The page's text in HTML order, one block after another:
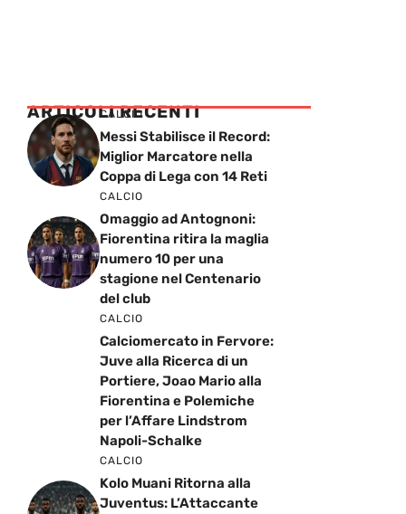
ARTICOLI RECENTI
CALCIO
Messi Stabilisce il Record:
Miglior Marcatore nella
Coppa di Lega con 14 Reti
CALCIO
Omaggio ad Antognoni:
Fiorentina ritira la maglia
numero 10 per una
stagione nel Centenario
del club
CALCIO
Calciomercato in Fervore:
Juve alla Ricerca di un
Portiere, Joao Mario alla
Fiorentina e Polemiche
per l’Affare Lindstrom
Napoli-Schalke
CALCIO
Kolo Muani Ritorna alla
Juventus: L’Attaccante